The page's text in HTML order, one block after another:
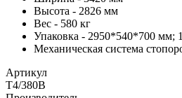
Высота - 2826 мм
Вес - 580 кг
Упаковка - 2950*540*700 мм;
Механическая система
Артикул
T4/380В